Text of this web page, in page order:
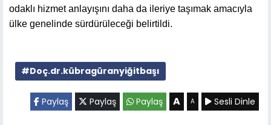
odaklı hizmet anlayışını daha da ileriye taşımak amacıyla
ülke genelinde sürdürüleceği belirtildi.
#Doç.dr.kübragüranyiğitbaşı
Paylaş Paylaş Paylaş A A Sesli Dinle